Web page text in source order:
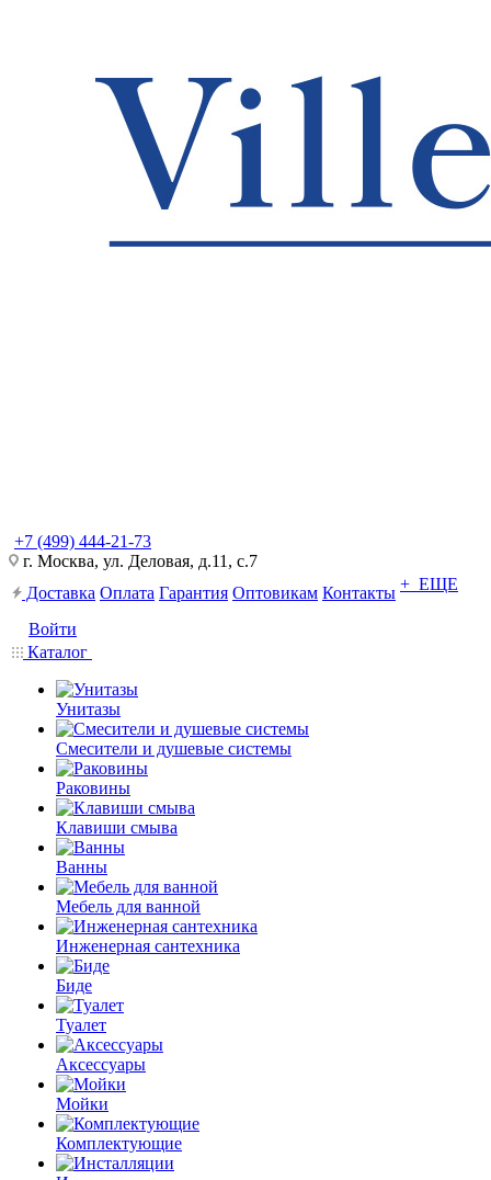
+7 (499) 444-21-73
г. Москва, ул. Деловая, д.11, с.7
Доставка Оплата Гарантия Оптовикам Контакты + ЕЩЕ
Войти
Каталог
Унитазы
Смесители и душевые системы
Раковины
Клавиши смыва
Ванны
Мебель для ванной
Инженерная сантехника
Биде
Туалет
Аксессуары
Мойки
Комплектующие